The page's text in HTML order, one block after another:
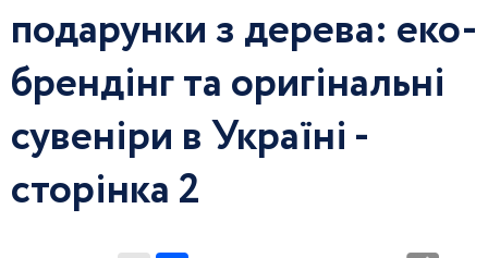
подарунки з дерева: еко-
брендінг та оригінальні
сувеніри в Україні -
сторінка 2